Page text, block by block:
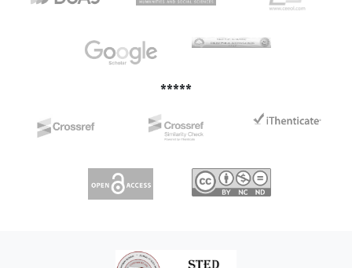
construction of the forming tools.
*****